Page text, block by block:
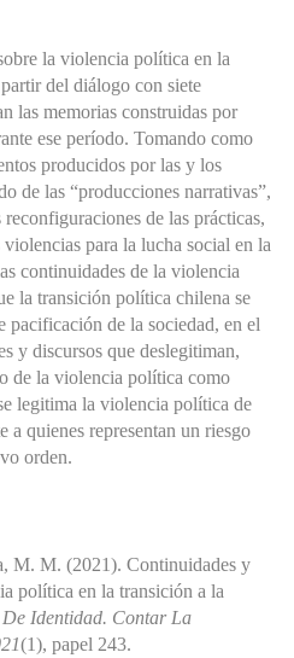
la violencia política en la
del diálogo con siete
las memorias construidas por
ese período. Tomando como
producidos por las y los
de las “producciones narrativas”,
de las prácticas,
para la lucha social en la
continuidades de la violencia
la transición política chilena se
pacificación de la sociedad, en el
y discursos que deslegitiman,
de la violencia política como
legitima la violencia política de
quienes representan un riesgo
orden.
M. M. (2021). Continuidades y
política en la transición a la
De Identidad. Contar La
(1), papel 243.